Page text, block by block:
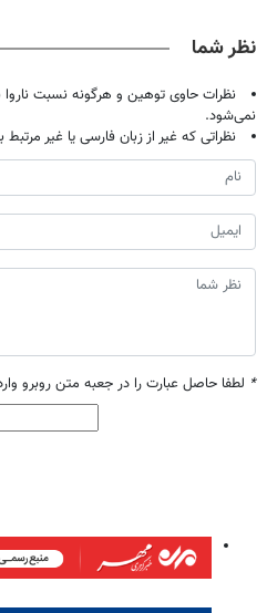
نظر شما
نظرات حاوی توهین و هرگونه نسبت
نمی‌شود.
نظراتی که غیر از زبان فارسی یا غیر
* لطفا حاصل عبارت را در جعبه متن روبرو